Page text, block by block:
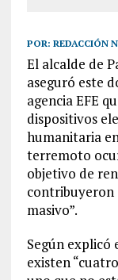
POR: REDACCIÓN
El alcalde de
aseguró este
agencia EFE
dispositivos
humanitaria
terremoto
objetivo de
contribuyeron
masivo”.
Según
existen